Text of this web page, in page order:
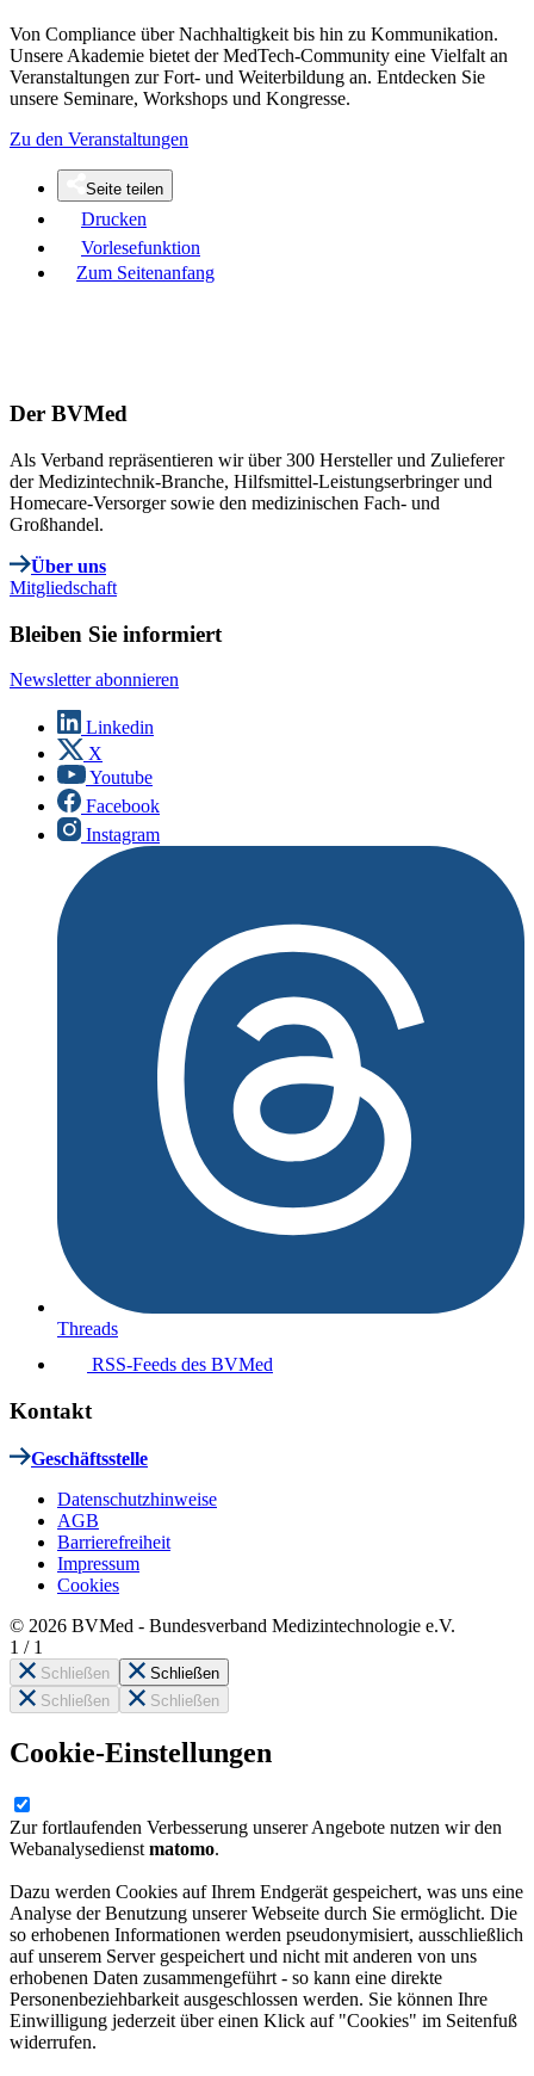
Von Compliance über Nachhaltigkeit bis hin zu Kommunikation.
Unsere Akademie bietet der MedTech-Community eine Vielfalt an
Veranstaltungen zur Fort- und Weiterbildung an. Entdecken Sie
unsere Seminare, Workshops und Kongresse.
Zu den Veranstaltungen
Seite teilen
Drucken
Vorlesefunktion
Zum Seitenanfang
Der BVMed
Als Verband repräsentieren wir über 300 Hersteller und Zulieferer
der Medizintechnik-Branche, Hilfsmittel-Leistungserbringer und
Homecare-Versorger sowie den medizinischen Fach- und
Großhandel.
Über uns
Mitgliedschaft
Bleiben Sie informiert
Newsletter abonnieren
Linkedin
X
Youtube
Facebook
Instagram
Threads
RSS-Feeds des BVMed
Kontakt
Geschäftsstelle
Datenschutzhinweise
AGB
Barrierefreiheit
Impressum
Cookies
© 2026 BVMed - Bundesverband Medizintechnologie e.V.
1 / 1
Schließen
Schließen
Schließen
Schließen
Cookie-Einstellungen
Zur fortlaufenden Verbesserung unserer Angebote nutzen wir den
Webanalysedienst matomo.
Dazu werden Cookies auf Ihrem Endgerät gespeichert, was uns eine
Analyse der Benutzung unserer Webseite durch Sie ermöglicht. Die
so erhobenen Informationen werden pseudonymisiert, ausschließlich
auf unserem Server gespeichert und nicht mit anderen von uns
erhobenen Daten zusammengeführt - so kann eine direkte
Personenbeziehbarkeit ausgeschlossen werden. Sie können Ihre
Einwilligung jederzeit über einen Klick auf "Cookies" im Seitenfuß
widerrufen.